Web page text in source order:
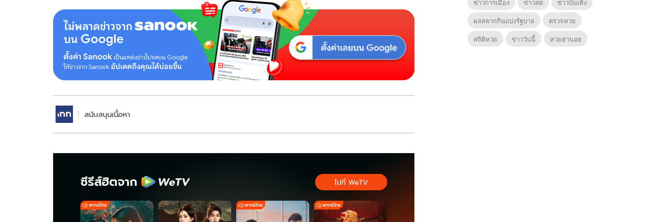
สนับสนุนเนื้อหา
ซีรีส์ฮิตจาก ไปที่ WeTV
ข่าวการเมือง
ข่าวสด
ข่าวบันเทิง
ผลสลากกินแบ่งรัฐบาล
ตรวจหวย
สถิติหวย
ข่าววันนี้ หวยฮานอย